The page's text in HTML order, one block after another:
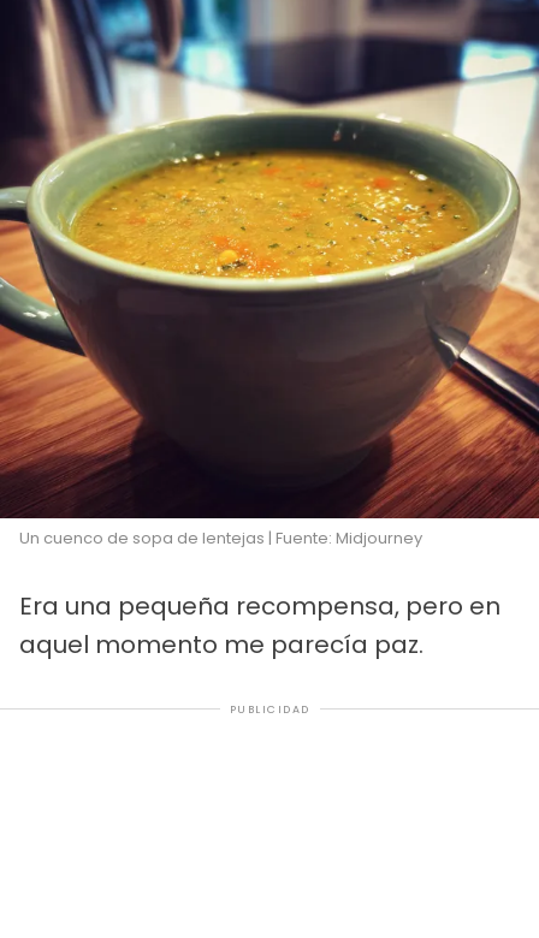
Un cuenco de sopa de lentejas | Fuente: Midjourney
Era una pequeña recompensa, pero en
aquel momento me parecía paz.
PUBLICIDAD